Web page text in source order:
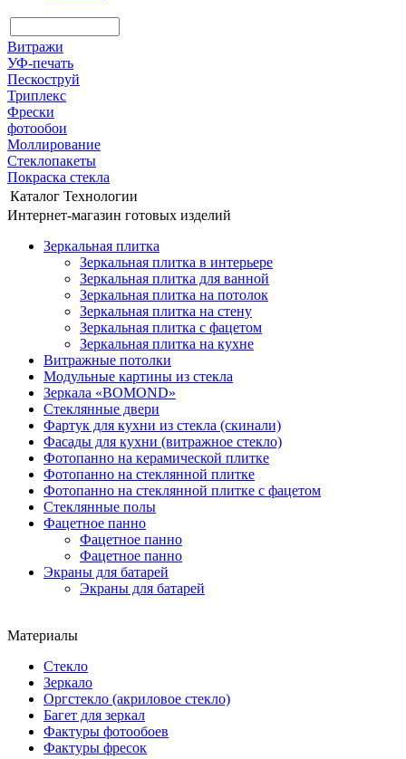
Витражи
УФ-печать
Пескоструй
Триплекс
Фрески
фотообои
Моллирование
Стеклопакеты
Покраска стекла
Каталог Технологии
Интернет-магазин готовых изделий
Зеркальная плитка
Зеркальная плитка в интерьере
Зеркальная плитка для ванной
Зеркальная плитка на потолок
Зеркальная плитка на стену
Зеркальная плитка с фацетом
Зеркальная плитка на кухне
Витражные потолки
Модульные картины из стекла
Зеркала «BOMOND»
Стеклянные двери
Фартук для кухни из стекла (скинали)
Фасады для кухни (витражное стекло)
Фотопанно на керамической плитке
Фотопанно на стеклянной плитке
Фотопанно на стеклянной плитке с фацетом
Стеклянные полы
Фацетное панно
Фацетное панно
Фацетное панно
Экраны для батарей
Экраны для батарей
Материалы
Стекло
Зеркало
Оргстекло (акриловое стекло)
Багет для зеркал
Фактуры фотообоев
Фактуры фресок